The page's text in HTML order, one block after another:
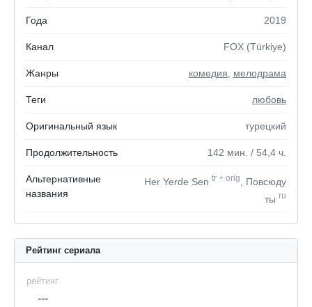
Года 2019
Канал FOX (Türkiye)
Жанры комедия мелодрама
Теги любовь
Оригинальный язык турецкий
Продолжительность 142 мин. / 54,4 ч.
Альтернативные
названия
Her Yerde Sen tr + orig
, Повсюду
ты ru
Рейтинг сериала
рейтинг
---